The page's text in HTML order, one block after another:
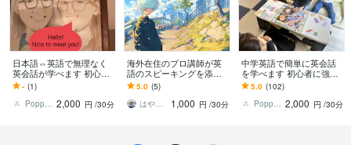
日本語⇔英語で無理なく
英会話が学べます 初心者
の方大歓迎!!通訳士による
日本語⇔英語で学ぶ英会
話
- (1)
Poppy Ken 2,000 円 /30分
海外在住のプロ講師が英
語のスピーキングを添削
します ネイティブが会話
を一緒に行いあなたの強
み弱み発見します！！
5.0 (5)
はやと｜ゲームで英会話！17歳英語教師
1,000 円 /30分
中学英語で簡単に英会話
を学べます 初心者に強い
英会話プロ講師の簡単英
会話
5.0 (102)
Poppy Ken 2,000 円 /30分